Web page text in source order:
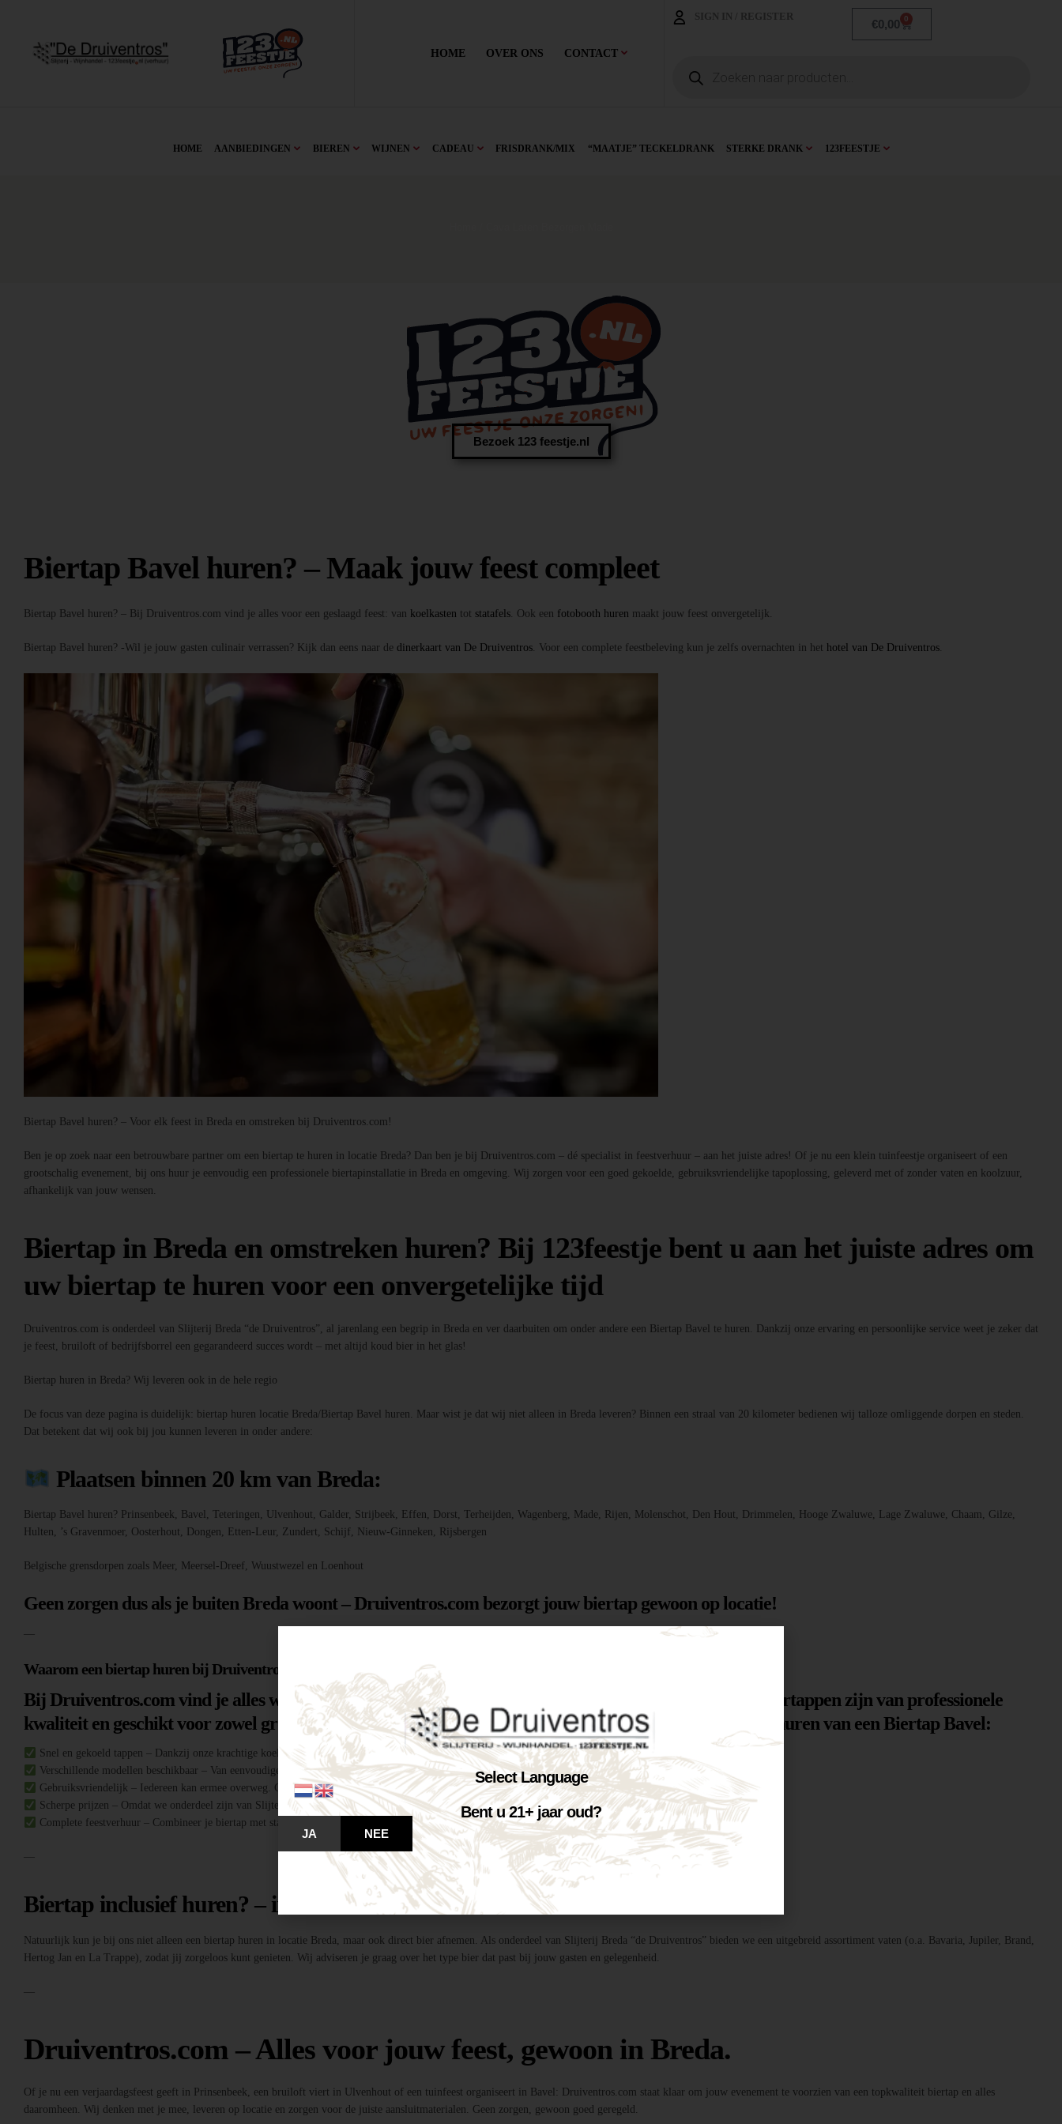
HOME OVER ONS CONTACT
SIGN IN / REGISTER
€0,00 0
HOME AANBIEDINGEN BIEREN WIJNEN CADEAU FRISDRANK/MIX “MAATJE” TECKELDRANK STERKE DRANK 123FEESTJE
Bezoek 123 feestje.nl
Biertap Bavel huren? – Maak jouw feest compleet
Biertap Bavel huren? – Bij Druiventros.com vind je alles voor een geslaagd feest: van koelkasten tot statafels . Ook een fotobooth huren maakt jouw feest onvergetelijk.
Biertap Bavel huren? -Wil je jouw gasten culinair verrassen? Kijk dan eens naar de dinerkaart van De Druiventros . Voor een complete feestbeleving kun je zelfs overnachten in het hotel van De Druiventros
Biertap Bavel huren? – Voor elk feest in Breda en omstreken bij Druiventros.com!
Ben je op zoek naar een betrouwbare partner om een biertap te huren in locatie Breda? Dan ben je bij Druiventros.com – dé specialist in feestverhuur – aan het juiste adres! Of je nu een klein tuinfeestje organiseert of een
grootschalig evenement, bij ons huur je eenvoudig een professionele biertapinstallatie in Breda en omgeving. Wij zorgen voor een goed gekoelde, gebruiksvriendelijke tapoplossing, geleverd met of zonder vaten en koolzuur,
afhankelijk van jouw wensen.
Biertap in Breda en omstreken huren? Bij 123feestje bent u aan het juiste adres om
uw biertap te huren voor een onvergetelijke tijd
Druiventros.com is onderdeel van Slijterij Breda “de Druiventros”, al jarenlang een begrip in Breda en ver daarbuiten om onder andere een Biertap Bavel te huren. Dankzij onze ervaring en persoonlijke service weet je zeker dat
je feest, bruiloft of bedrijfsborrel een gegarandeerd succes wordt – met altijd koud bier in het glas!
Biertap huren in Breda? Wij leveren ook in de hele regio
De focus van deze pagina is duidelijk: biertap huren locatie Breda/Biertap Bavel huren. Maar wist je dat wij niet alleen in Breda leveren? Binnen een straal van 20 kilometer bedienen wij talloze omliggende dorpen en steden.
Dat betekent dat wij ook bij jou kunnen leveren in onder andere:
Plaatsen binnen 20 km van Breda:
Biertap Bavel huren? Prinsenbeek, Bavel, Teteringen, Ulvenhout, Galder, Strijbeek, Effen, Dorst, Terheijden, Wagenberg, Made, Rijen, Molenschot, Den Hout, Drimmelen, Hooge Zwaluwe, Lage Zwaluwe, Chaam, Gilze,
Hulten, ’s Gravenmoer, Oosterhout, Dongen, Etten-Leur, Zundert, Schijf, Nieuw-Ginneken, Rijsbergen
Belgische grensdorpen zoals Meer, Meersel-Dreef, Wuustwezel en Loenhout
Geen zorgen dus als je buiten Breda woont – Druiventros.com bezorgt jouw biertap gewoon op locatie!
—
Waarom een biertap huren bij Druiventros.com?
Bij Druiventros.com vind je alles wat je nodig hebt om jouw feest of evenement te laten slagen. Onze biertappen zijn van professionele
kwaliteit en geschikt voor zowel grote evenementen als intieme tuinfeestjes. Enkele voordelen voor het huren van een Biertap Bavel:
Snel en gekoeld tappen – Dankzij onze krachtige koeltechniek heb je altijd een perfect koud biertje binnen handbereik.
Verschillende modellen beschikbaar – Van eenvoudige biertaps tot complete tapinstallaties inclusief fusten, koolzuur en onderstel.
Gebruiksvriendelijk – Iedereen kan ermee overweg. Geen ervaring nodig!
Scherpe prijzen – Omdat we onderdeel zijn van Slijterij Breda “de Druiventros”, profiteer je van de beste deal én topkwaliteit bier.
Complete feestverhuur – Combineer je biertap met statafels, buffettafels, feestverlichting, photobooths en meer!
—
Biertap inclusief huren? – inclusief bier?
Natuurlijk kun je bij ons niet alleen een biertap huren in locatie Breda, maar ook direct bier afnemen. Als onderdeel van Slijterij Breda “de Druiventros” bieden we een uitgebreid assortiment vaten (o.a. Bavaria, Jupiler, Brand,
Hertog Jan en La Trappe), zodat jij zorgeloos kunt genieten. Wij adviseren je graag over het type bier dat past bij jouw gasten en gelegenheid.
—
Druiventros.com – Alles voor jouw feest, gewoon in Breda.
Of je nu een verjaardagsfeest geeft in Prinsenbeek, een bruiloft viert in Ulvenhout of een tuinfeest organiseert in Bavel: Druiventros.com staat klaar om jouw evenement te voorzien van een topkwaliteit biertap en alles
daaromheen. Wij denken met je mee, leveren op locatie en zorgen voor de juiste aansluitmaterialen. Geen zorgen, gewoon goed geregeld.
Select Language
Bent u 21+ jaar oud?
JA NEE